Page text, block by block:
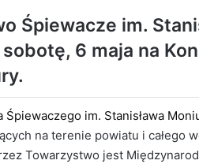
Śpiewacze im.
6 maja na
Śpiewaczego im. Stanisława
na terenie powiatu i całego
Towarzystwo jest